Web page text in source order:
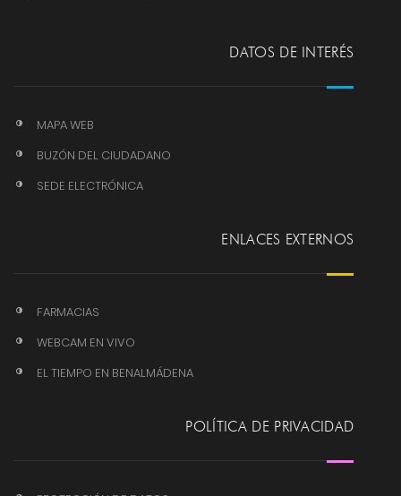
DATOS DE INTERÉS
MAPA WEB
BUZÓN DEL CIUDADANO
SEDE ELECTRÓNICA
ENLACES EXTERNOS
FARMACIAS
WEBCAM EN VIVO
EL TIEMPO EN BENALMÁDENA
POLÍTICA DE PRIVACIDAD